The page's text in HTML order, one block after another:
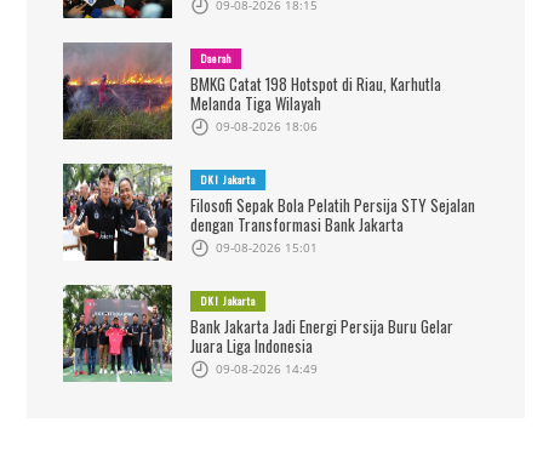
09-08-2026 18:15
Daerah
BMKG Catat 198 Hotspot di Riau, Karhutla
Melanda Tiga Wilayah
09-08-2026 18:06
DKI Jakarta
Filosofi Sepak Bola Pelatih Persija STY Sejalan
dengan Transformasi Bank Jakarta
09-08-2026 15:01
DKI Jakarta
Bank Jakarta Jadi Energi Persija Buru Gelar
Juara Liga Indonesia
09-08-2026 14:49